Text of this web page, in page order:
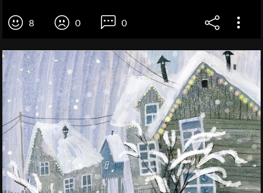
8 0 0